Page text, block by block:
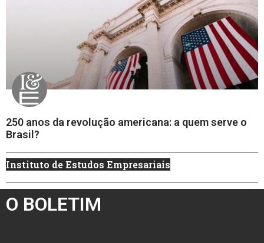
250 anos da revolução americana: a quem serve o
Brasil?
Instituto de Estudos Empresariais
O BOLETIM